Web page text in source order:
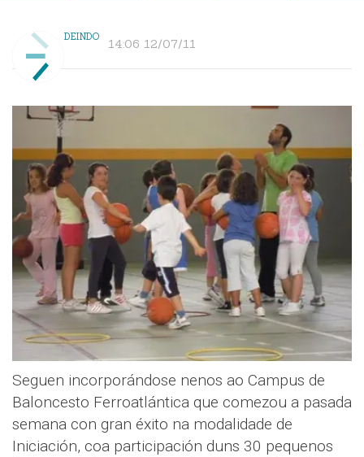
DEINDO 14:06 12/07/11
Seguen incorporándose nenos ao Campus de
Baloncesto Ferroatlántica que comezou a pasada
semana con gran éxito na modalidade de
Iniciación, coa participación duns 30 pequenos